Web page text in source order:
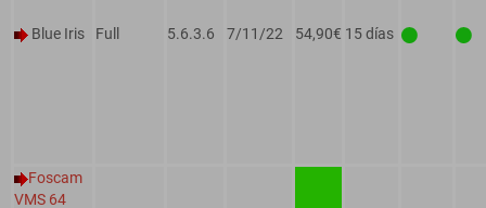
Blue Iris Full 5.6.3.6 7/11/22 54,90€ 15 días
Foscam
VMS 64